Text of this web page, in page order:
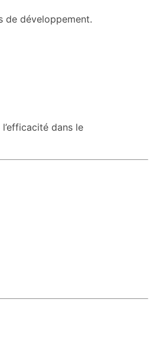
de développement.
dans le